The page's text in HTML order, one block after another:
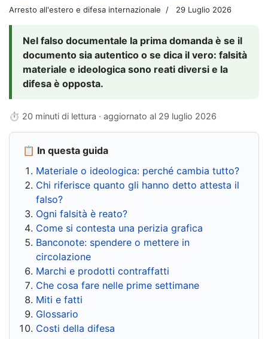
Arresto all'estero e difesa internazionale 29 Luglio 2026
Nel falso documentale la prima domanda è se il
documento sia autentico o se dica il vero: falsità
materiale e ideologica sono reati diversi e la
difesa è opposta.
⏱ 20 minuti di lettura · aggiornato al 29 luglio 2026
📋 In questa guida
Materiale o ideologica: perché cambia tutto?
Chi riferisce quanto gli hanno detto attesta il
falso?
Ogni falsità è reato?
Come si contesta una perizia grafica
Banconote: spendere o mettere in
circolazione
Marchi e prodotti contraffatti
Che cosa fare nelle prime settimane
Miti e fatti
Glossario
Costi della difesa